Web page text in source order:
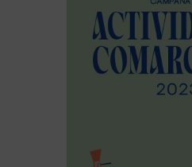
Áreas de gestión
Área educativa